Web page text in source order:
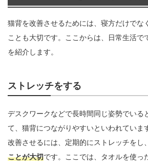
猫背を改善させるためには、寝方だけでな
ことも大切です。ここからは、日常生活で
を紹介します。
ストレッチをする
デスクワークなどで長時間同じ姿勢でいる
て、猫背につながりやすいといわれていま
改善させるには、定期的にストレッチをし、
ことが大切です。ここでは、タオルを使っ